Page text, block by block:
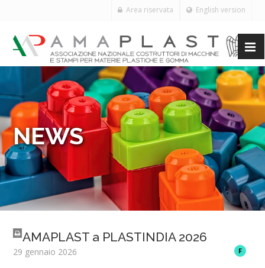
English version
Area riservata
NEWS
AMAPLAST a PLASTINDIA 2026
29 gennaio 2026 F